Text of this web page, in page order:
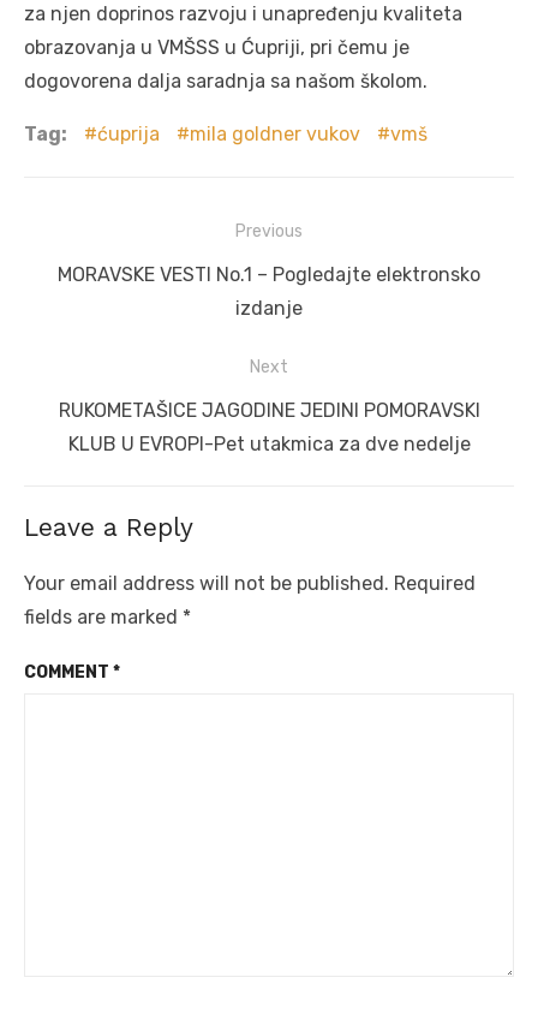
za njen doprinos razvoju i unapređenju kvaliteta
obrazovanja u VMŠSS u Ćupriji, pri čemu je
dogovorena dalja saradnja sa našom školom.
Tag: ćuprija mila goldner vukov vmš
navigation
Previous
Previous
MORAVSKE VESTI No.1 – Pogledajte elektronsko
izdanje
Next
Next
post:
RUKOMETAŠICE JAGODINE JEDINI POMORAVSKI
KLUB U EVROPI-Pet utakmica za dve nedelje
Leave a Reply
Your email address will not be published. Required
fields are marked *
COMMENT *